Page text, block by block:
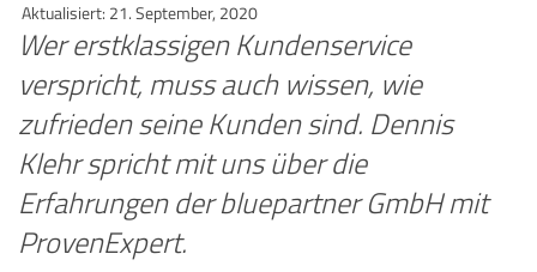
Aktualisiert: 21. September, 2020
Wer erstklassigen Kundenservice
verspricht, muss auch wissen, wie
zufrieden seine Kunden sind. Dennis
Klehr spricht mit uns über die
Erfahrungen der bluepartner GmbH mit
ProvenExpert.